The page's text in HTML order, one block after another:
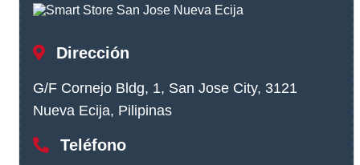
Dirección
G/F Cornejo Bldg, 1, San Jose City, 3121
Nueva Ecija, Pilipinas
Teléfono